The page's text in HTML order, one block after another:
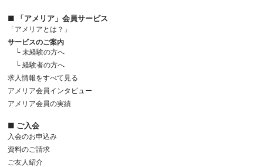
■ 「アメリア」会員サービス
「アメリアとは？」
サービスのご案内
└ 未経験の方へ
└ 経験者の方へ
求人情報をすべて見る
アメリア会員インタビュー
アメリア会員の実績
■ ご入会
入会のお申込み
資料のご請求
ご友人紹介